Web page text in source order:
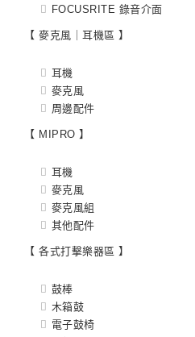
FOCUSRITE 錄音介面
【 麥克風｜耳機區 】
耳機
麥克風
周邊配件
【 MIPRO 】
耳機
麥克風
麥克風組
其他配件
【 各式打擊樂器區 】
鼓棒
木箱鼓
電子鼓椅